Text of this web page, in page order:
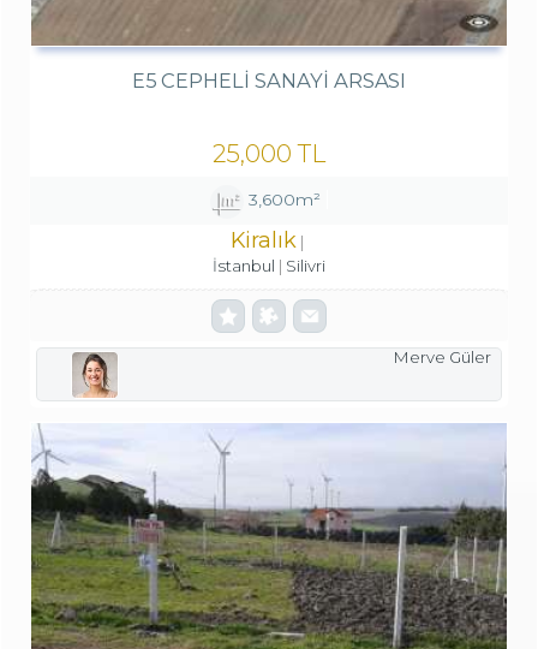
E5 CEPHELI SANAYI ARSASI
25,000 TL
3,600m²
Kiralık
İstanbul Silivri
Merve Güler